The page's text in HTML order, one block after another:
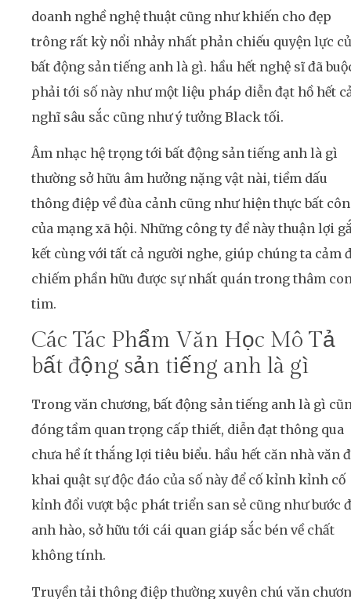
doanh nghề nghệ thuật cũng như khiến cho đẹp
trông rất kỳ nổi nhảy nhất phản chiếu quyện lực
bất động sản tiếng anh là gì. hầu hết nghệ sĩ đã
phải tới số này như một liệu pháp diễn đạt hồ hết
nghĩ sâu sắc cũng như ý tưởng Black tối.
Âm nhạc hệ trọng tới bất động sản tiếng anh là gì
thường sở hữu âm hưởng nặng vật nài, tiềm dấu
thông điệp về đùa cảnh cũng như hiện thực bất
của mạng xã hội. Những công ty đề này thuận lợi
kết cùng với tất cả người nghe, giúp chúng ta cảm
chiếm phần hữu được sự nhất quán trong thâm
tim.
Các Tác Phẩm Văn Học Mô Tả
bất động sản tiếng anh là gì
Trong văn chương, bất động sản tiếng anh là gì
đóng tầm quan trọng cấp thiết, diễn đạt thông qua
chưa hề ít thắng lợi tiêu biểu. hầu hết căn nhà văn
khai quật sự độc đáo của số này để cố kỉnh kỉnh cố
kỉnh đổi vượt bậc phát triển san sẻ cũng như bước
anh hào, sở hữu tới cái quan giáp sắc bén về chất
không tính.
Truyền tải thông điệp thường xuyên chú văn